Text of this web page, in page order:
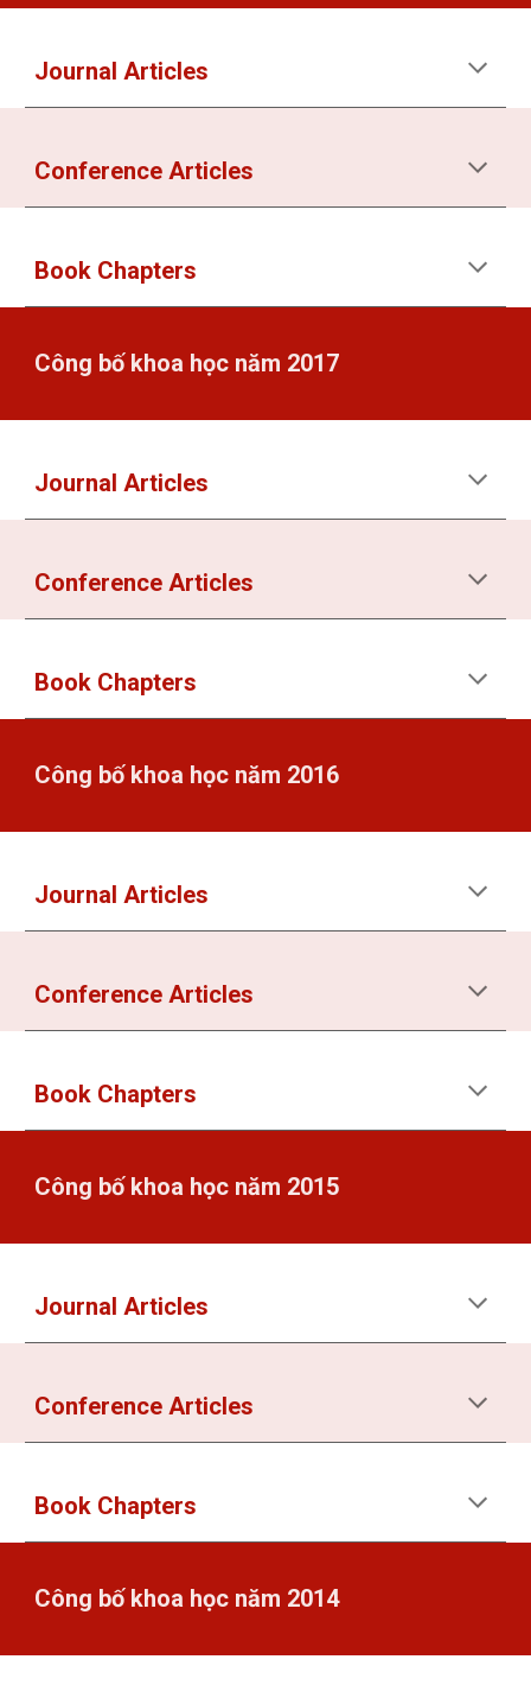
Journal Articles
Conference Articles
Book Chapters
Công bố khoa học năm 2017
Journal Articles
Conference Articles
Book Chapters
Công bố khoa học năm 2016
Journal Articles
Conference Articles
Book Chapters
Công bố khoa học năm 2015
Journal Articles
Conference Articles
Book Chapters
Công bố khoa học năm 2014